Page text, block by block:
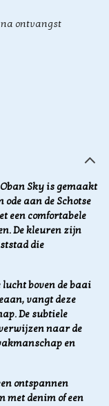
na ontvangst
Sky is gemaakt
aan de Schotse
een comfortabele
De kleuren zijn
die
boven de baai
vangt deze
De subtiele
naar de
en
ontspannen
met denim of een